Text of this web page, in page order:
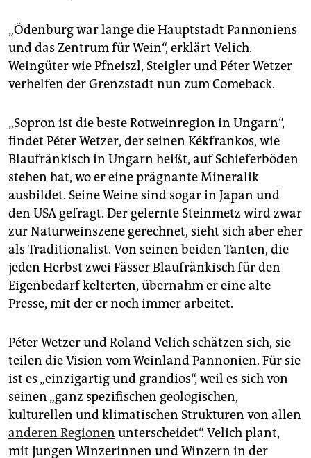
„Ödenburg war lange die Hauptstadt Pannoniens
und das Zentrum für Wein“, erklärt Velich.
Weingüter wie Pfneiszl, Steigler und Péter Wetzer
verhelfen der Grenzstadt nun zum Comeback.
„Sopron ist die beste Rotweinregion in Ungarn“,
findet Péter Wetzer, der seinen Kékfrankos, wie
Blaufränkisch in Ungarn heißt, auf Schieferböden
stehen hat, wo er eine prägnante Mineralik
ausbildet. Seine Weine sind sogar in Japan und
den USA gefragt. Der gelernte Steinmetz wird zwar
zur Naturweinszene gerechnet, sieht sich aber eher
als Traditionalist. Von seinen beiden Tanten, die
jeden Herbst zwei Fässer Blaufränkisch für den
Eigenbedarf kelterten, übernahm er eine alte
Presse, mit der er noch immer arbeitet.
Péter Wetzer und Roland Velich schätzen sich, sie
teilen die Vision vom Weinland Pannonien. Für sie
ist es „einzigartig und grandios“, weil es sich von
seinen „ganz spezifischen geologischen,
kulturellen und klimatischen Strukturen von allen
anderen Regionen unterscheidet“. Velich plant,
mit jungen Winzerinnen und Winzern in der